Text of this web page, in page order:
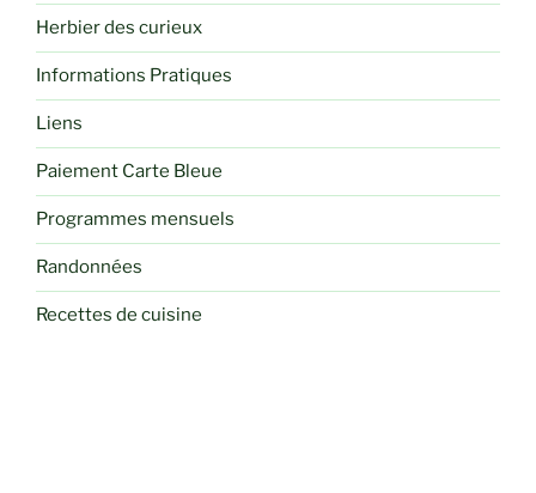
Herbier des curieux
Informations Pratiques
Liens
Paiement Carte Bleue
Programmes mensuels
Randonnées
Recettes de cuisine